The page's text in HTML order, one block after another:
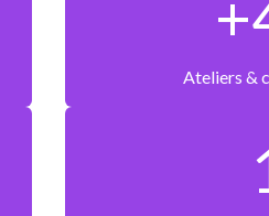
Ateliers &